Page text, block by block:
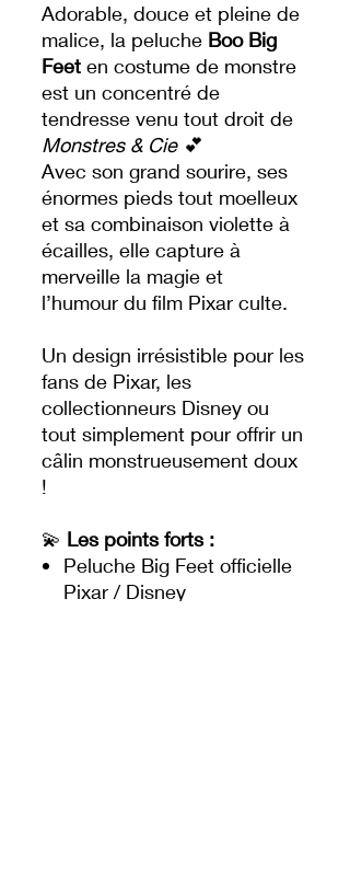
Adorable, douce et pleine de
malice, la peluche Boo Big
Feet en costume de monstre
est un concentré de
tendresse venu tout droit de
Monstres & Cie 💕
Avec son grand sourire, ses
énormes pieds tout moelleux
et sa combinaison violette à
écailles, elle capture à
merveille la magie et
l’humour du film Pixar culte.
Un design irrésistible pour les
fans de Pixar, les
collectionneurs Disney ou
tout simplement pour offrir un
câlin monstrueusement doux
!
💫 Les points forts :
Peluche Big Feet officielle
Pixar / Disney